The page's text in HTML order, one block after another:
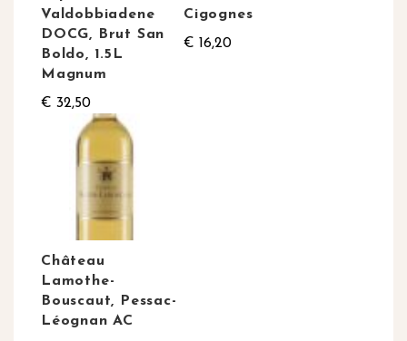
Valdobbiadene
DOCG, Brut San
Boldo, 1.5L
Magnum
€ 32,50
Cigognes
€ 16,20
Château
Lamothe-
Bouscaut, Pessac-
Léognan AC